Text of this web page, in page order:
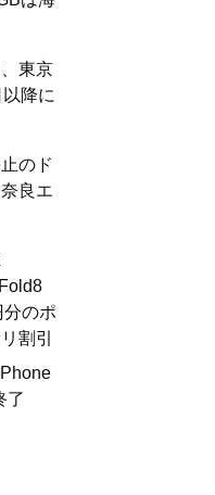
東京
降に
のド
良エ
のポ
割引
了